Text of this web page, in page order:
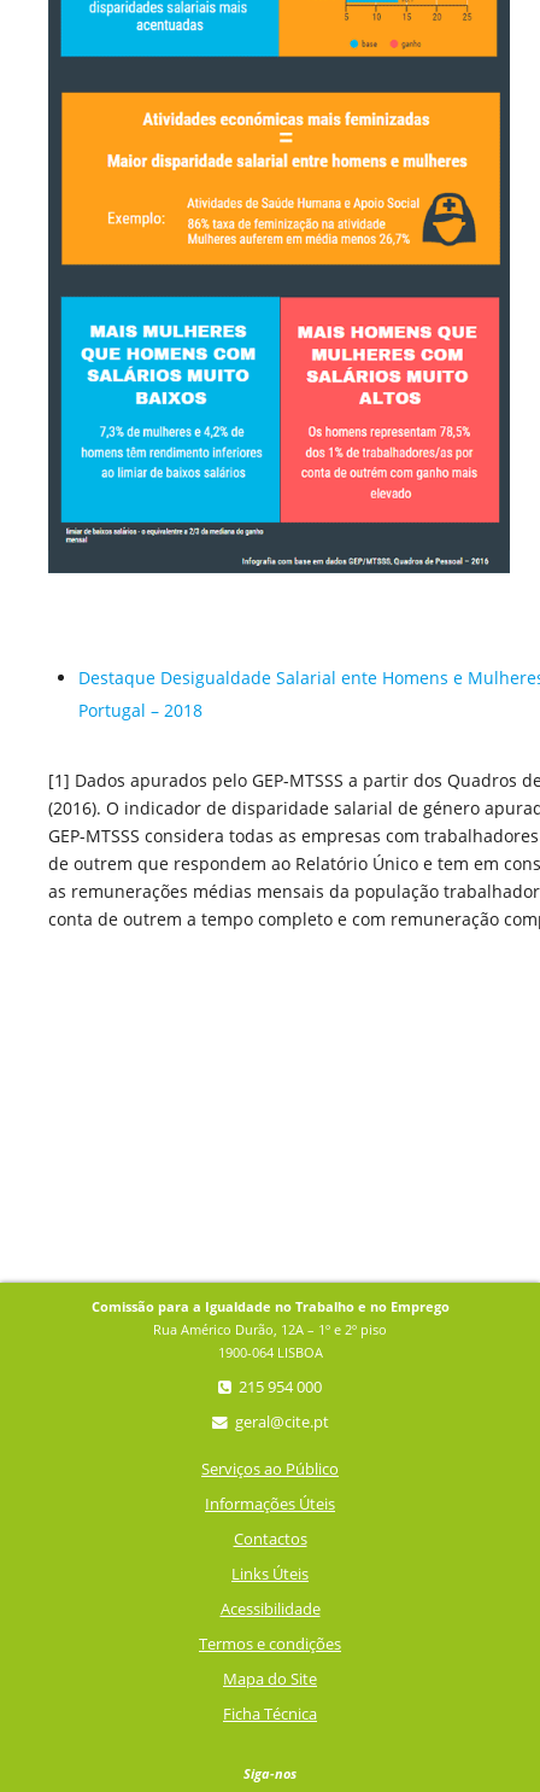
Destaque Desigualdade Salarial ente Homens e
Portugal – 2018
[1] Dados apurados pelo GEP-MTSSS a partir dos Quadros
(2016). O indicador de disparidade salarial de género
GEP-MTSSS considera todas as empresas com
de outrem que respondem ao Relatório Único e tem em
as remunerações médias mensais da população
conta de outrem a tempo completo e com remuneração
Comissão para a Igualdade no Trabalho e no Emprego
Rua Américo Durão, 12A – 1º e 2º piso
1900-064 LISBOA
215 954 000
geral@cite.pt
Serviços ao Público
Informações Úteis
Contactos
Links Úteis
Acessibilidade
Termos e condições
Mapa do Site
Ficha Técnica
Siga-nos